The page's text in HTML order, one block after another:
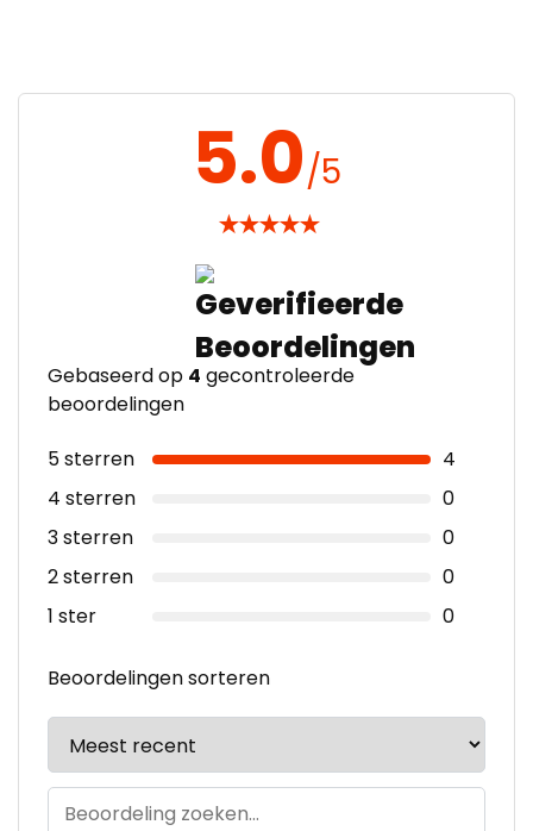
5.0/5
★★★★★
Gebaseerd op 4 gecontroleerde
beoordelingen
5 sterren
4
4 sterren
0
3 sterren
0
2 sterren
0
1 ster
0
Beoordelingen sorteren